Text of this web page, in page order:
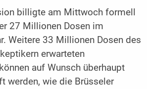
billigte am Mittwoch formell
27 Millionen Dosen im
Weitere 33 Millionen Dosen des
erwarteten
auf Wunsch überhaupt
werden, wie die Brüsseler